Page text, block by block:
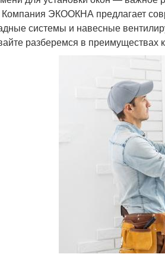
Компания ЭКООКНА предлагает
системы и навесные
разберемся в преимуществах